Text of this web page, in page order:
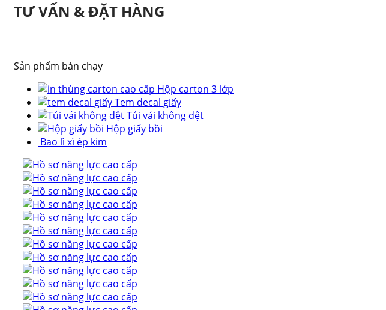
TƯ VẤN & ĐẶT HÀNG
Sản phẩm bán chạy
Hộp carton 3 lớp
Tem decal giấy
Túi vải không dệt
Hộp giấy bồi
Bao lì xì ép kim